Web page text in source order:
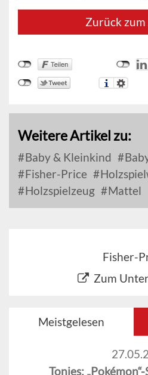
Zurück
Weitere Artikel zu:
Baby & Kleinkind
Fisher-Price
Holzspielzeug
Mattel
Fisher-
Zum
Meistgelesen
Tonies: